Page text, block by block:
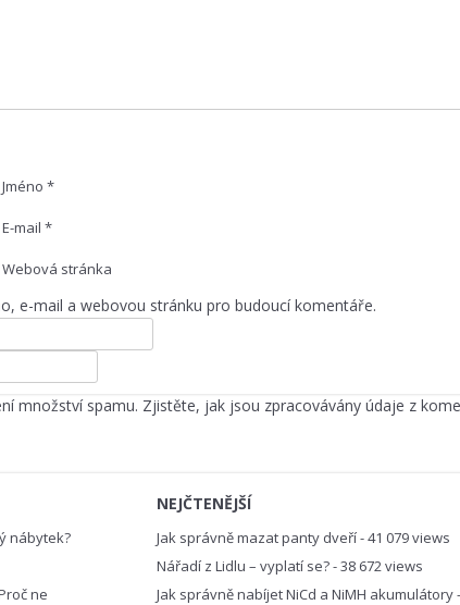
Jméno *
E-mail *
Webová stránka
e-mail a webovou stránku pro budoucí komentáře.
množství spamu. Zjistěte, jak jsou zpracovávány údaje z
nábytek?
ne
NEJČTENĚJŠÍ
Jak správně mazat panty dveří- 41 079 views
Nářadí z Lidlu – vyplatí se?- 38 672 views
Jak správně nabíjet NiCd a NiMH akumulátory-